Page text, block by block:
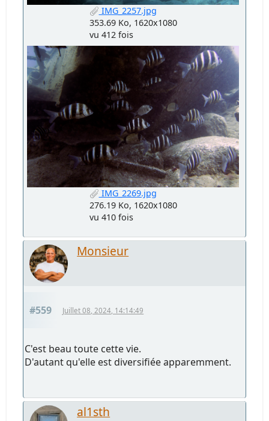
IMG_2257.jpg
353.69 Ko, 1620x1080
vu 412 fois
IMG_2269.jpg
276.19 Ko, 1620x1080
vu 410 fois
Monsieur
#559 Juillet 08, 2024, 14:14:49
C'est beau toute cette vie.
D'autant qu'elle est diversifiée apparemment.
al1sth